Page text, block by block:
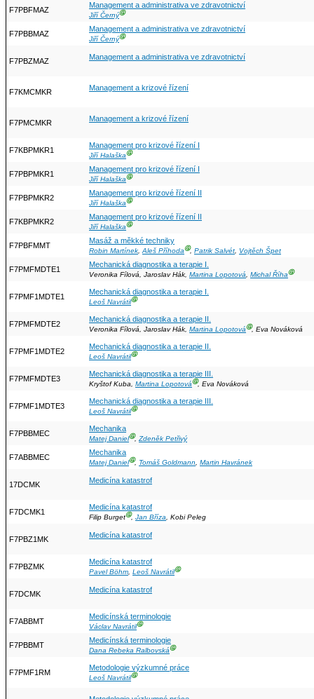
F7PBFMAZ
Management a administrativa ve zdravotnictví
Jiří ČernýⒼ
F7PBBMAZ
Management a administrativa ve zdravotnictví
Jiří ČernýⒼ
F7PBZMAZ Management a administrativa ve zdravotnictví
F7KMCMKR Management a krizové řízení
F7PMCMKR Management a krizové řízení
F7KBPMKR1
Management pro krizové řízení I
Jiří HalaškaⒼ
F7PBPMKR1
Management pro krizové řízení I
Jiří HalaškaⒼ
F7PBPMKR2
Management pro krizové řízení II
Jiří HalaškaⒼ
F7KBPMKR2
Management pro krizové řízení II
Jiří HalaškaⒼ
F7PBFMMT
Masáž a měkké techniky
Robin Martínek,Aleš PříhodaⒼ, Patrik Salvét, Vojtěch Špet
F7PMFMDTE1
Mechanická diagnostika a terapie I.
Veronika Fílová, Jaroslav Hák, Martina Lopotová, Michal ŘíhaⒼ
F7PMF1MDTE1
Mechanická diagnostika a terapie I.
Leoš NavrátilⒼ
F7PMFMDTE2
Mechanická diagnostika a terapie II.
Veronika Fílová, Jaroslav Hák, Martina LopotováⒼ, Eva Nováková
F7PMF1MDTE2
Mechanická diagnostika a terapie II.
Leoš NavrátilⒼ
F7PMFMDTE3
Mechanická diagnostika a terapie III.
Kryštof Kuba, Martina LopotováⒼ, Eva Nováková
F7PMF1MDTE3
Mechanická diagnostika a terapie III.
Leoš NavrátilⒼ
F7PBBMEC
Mechanika
Matej DanielⒼ,Zdeněk Petřivý
F7ABBMEC
Mechanika
Matej DanielⒼ, Tomáš Goldmann, Martin Havránek
17DCMK Medicína katastrof
F7DCMK1
Medicína katastrof
Filip BurgetⒼ, Jan Bříza, Kobi Peleg
F7PBZ1MK Medicína katastrof
F7PBZMK
Medicína katastrof
Pavel Böhm, Leoš NavrátilⒼ
F7DCMK Medicína katastrof
F7ABBMT
Medicínská terminologie
Václav NavrátilⒼ
F7PBBMT
Medicínská terminologie
Dana Rebeka RalbovskáⒼ
F7PMF1RM
Metodologie výzkumné práce
Leoš NavrátilⒼ